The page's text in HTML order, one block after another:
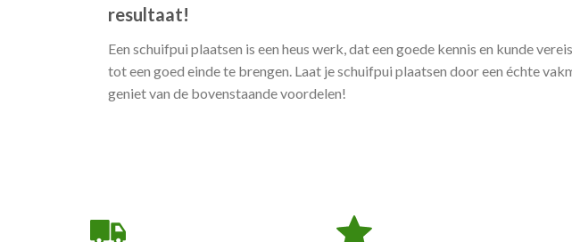
resultaat!
Een schuifpui plaatsen is een heus werk, dat een goede kennis en kunde
tot een goed einde te brengen. Laat je schuifpui plaatsen door een échte
geniet van de bovenstaande voordelen!